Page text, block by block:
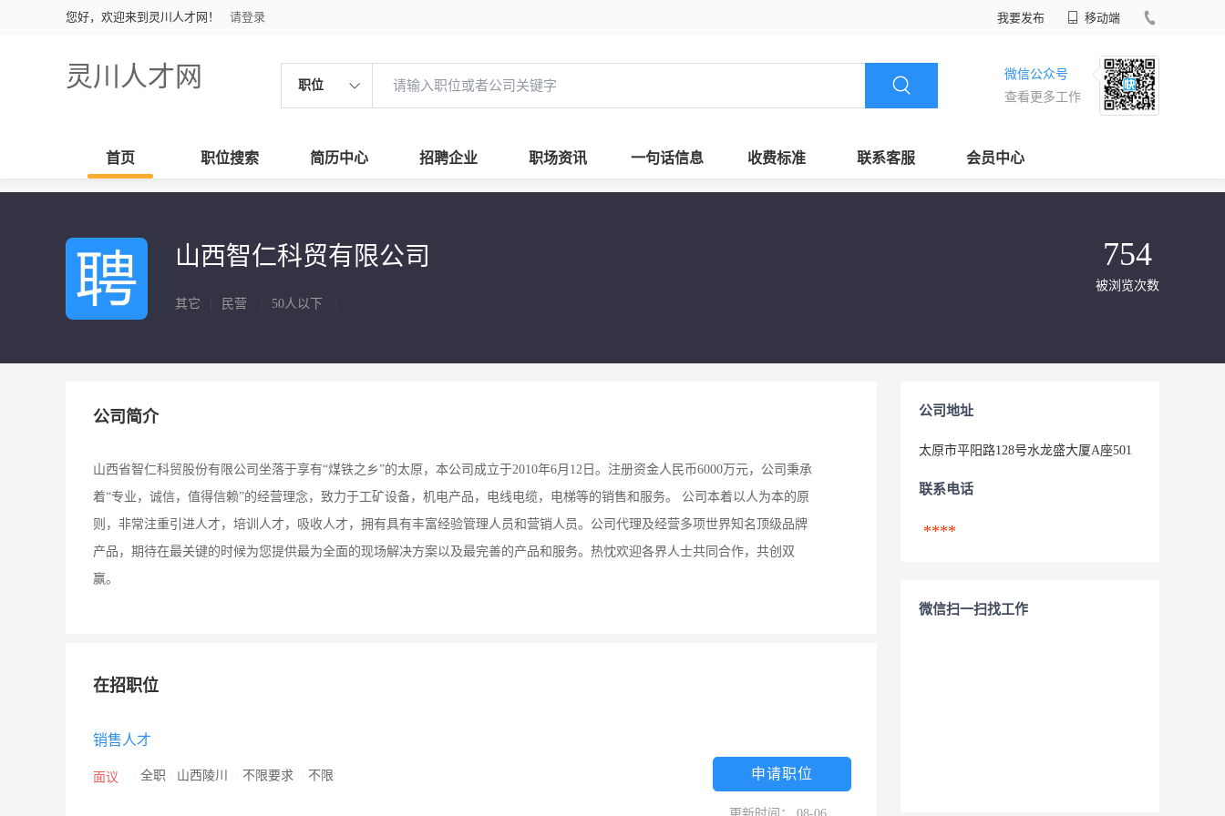
您好，欢迎来到灵川人才网！ 请登录 我要发布 移动端
灵川人才网 职位
微信公众号
查看更多工作
首页 职位搜索 简历中心 招聘企业 职场资讯 一句话信息 收费标准 联系客服 会员中心
山西智仁科贸有限公司
其它 民营 50人以下
754
被浏览次数
公司简介
山西省智仁科贸股份有限公司坐落于享有“煤铁之乡”的太原，本公司成立于2010年6月12日。注册资金人民币6000万元，公司秉承
着“专业，诚信，值得信赖”的经营理念，致力于工矿设备，机电产品，电线电缆，电梯等的销售和服务。 公司本着以人为本的原
则，非常注重引进人才，培训人才，吸收人才，拥有具有丰富经验管理人员和营销人员。公司代理及经营多项世界知名顶级品牌
产品，期待在最关键的时候为您提供最为全面的现场解决方案以及最完善的产品和服务。热忱欢迎各界人士共同合作，共创双
赢。
在招职位
销售人才
面议 全职 山西陵川 不限要求 不限 申请职位
公司地址
太原市平阳路128号水龙盛大厦A座501
联系电话
****
微信扫一扫找工作